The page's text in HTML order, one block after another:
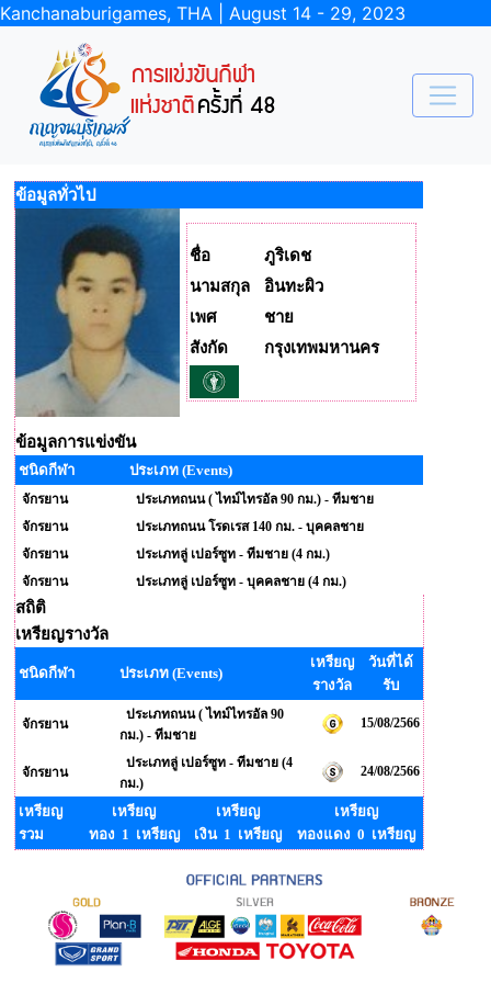
Kanchanaburigames, THA | August 14 - 29, 2023
ข้อมูลทั่วไป
ชื่อ
ภูริเดช
นามสกุล
อินทะผิว
เพศ
ชาย
สังกัด
กรุงเทพมหานคร
ข้อมูลการแข่งขัน
ชนิดกีฬา ประเภท (Events)
จักรยาน
ประเภทถนน ( ไทม์ไทรอัล 90 กม.) - ทีมชาย
จักรยาน
ประเภทถนน โรดเรส 140 กม. - บุคคลชาย
จักรยาน
ประเภทลู่ เปอร์ซูท - ทีมชาย (4 กม.)
จักรยาน
ประเภทลู่ เปอร์ซูท - บุคคลชาย (4 กม.)
สถิติ
เหรียญรางวัล
ชนิดกีฬา ประเภท (Events)
เหรียญ
รางวัล
วันที่ได้
รับ
จักรยาน
ประเภทถนน ( ไทม์ไทรอัล 90
กม.) - ทีมชาย
15/08/2566
จักรยาน
ประเภทลู่ เปอร์ซูท - ทีมชาย (4
กม.)
24/08/2566
เหรียญ
รวม
เหรียญ
ทอง 1 เหรียญ
เหรียญ
เงิน 1 เหรียญ
เหรียญ
ทองแดง 0 เหรียญ